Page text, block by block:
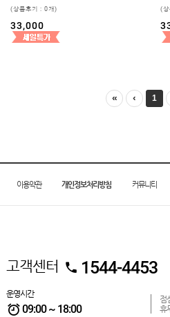
(상품후기 : 0개)
33,000
(상
« ‹ 1
이용약관 개인정보처리방침 커뮤니티
고객센터 1544-4453
운영시간
09:00 ~ 18:00
점
휴